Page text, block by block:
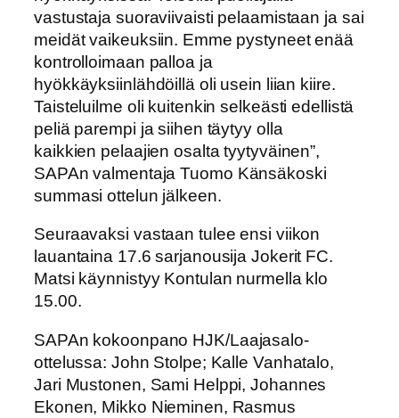
vastustaja suoraviivaisti pelaamistaan ja sai
meidät vaikeuksiin. Emme pystyneet enää
kontrolloimaan palloa ja
hyökkäyksiinlähdöillä oli usein liian kiire.
Taisteluilme oli kuitenkin selkeästi edellistä
peliä parempi ja siihen täytyy olla
kaikkien pelaajien osalta tyytyväinen”,
SAPAn valmentaja Tuomo Känsäkoski
summasi ottelun jälkeen.
Seuraavaksi vastaan tulee ensi viikon
lauantaina 17.6 sarjanousija Jokerit FC.
Matsi käynnistyy Kontulan nurmella klo
15.00.
SAPAn kokoonpano HJK/Laajasalo-
ottelussa: John Stolpe; Kalle Vanhatalo,
Jari Mustonen, Sami Helppi, Johannes
Ekonen, Mikko Nieminen, Rasmus